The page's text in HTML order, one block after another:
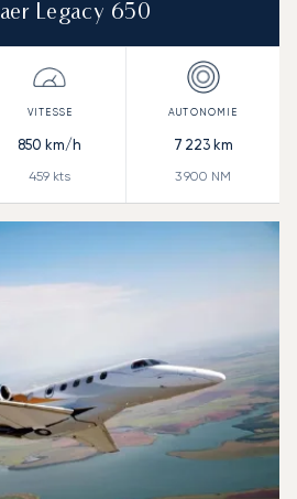
Legacy 650
850 km/h
459 kts
7 223km
3 900 NM